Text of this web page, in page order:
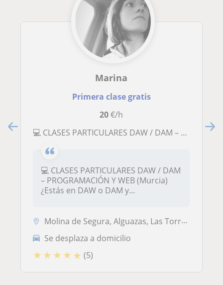
Marina
Primera clase gratis
20€/h
💻 CLASES PARTICULARES DAW / DAM – PROGRAMACIÓN Y WEB (Murcia)
💻 CLASES PARTICULARES DAW / DAM
– PROGRAMACIÓN Y WEB (Murcia)
¿Estás en DAW o DAM y...
Molina de Segura, Alguazas, Las Torres de Cotillas, Lorquí, Murcia Cap...
Se desplaza a domicilio
★ ★ ★ ★ ★ (5)